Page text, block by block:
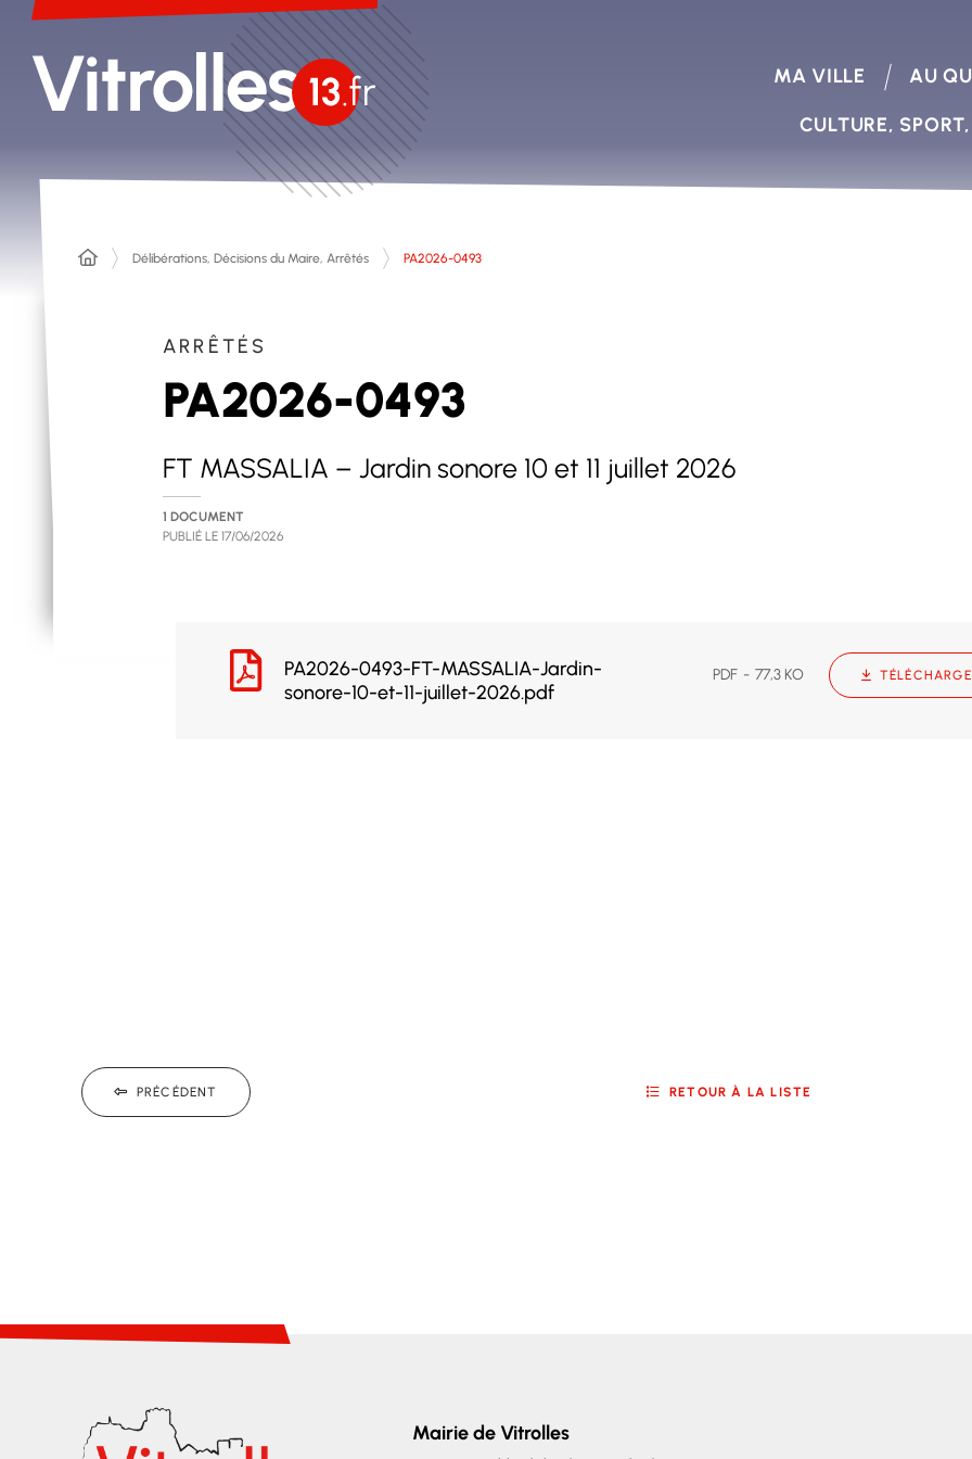
MA VILLE AU
CULTURE,
Délibérations, Décisions du Maire, Arrêtés PA2026-0493
ARRÊTÉS
PA2026-0493
FT MASSALIA – Jardin sonore 10 et 11 juillet 2026
1 DOCUMENT
PUBLIÉ LE 17/06/2026
PA2026-0493-FT-MASSALIA-Jardin-
sonore-10-et-11-juillet-2026.pdf
PDF 77,3 KO
PRÉCÉDENT RETOUR À LA LISTE
Mairie de Vitrolles